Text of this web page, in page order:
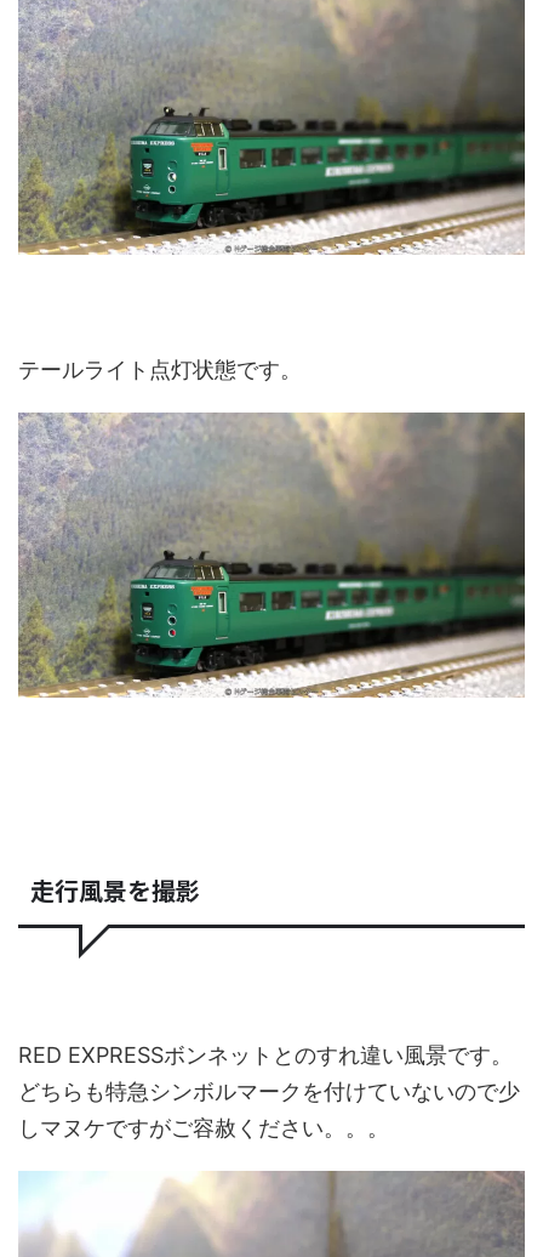
テールライト点灯状態です。
走行風景を撮影
RED EXPRESSボンネットとのすれ違い風景です。
どちらも特急シンボルマークを付けていないので少
しマヌケですがご容赦ください。。。